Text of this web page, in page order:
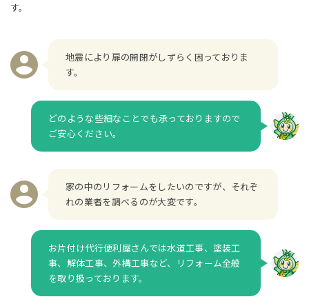
す。
地震により扉の開閉がしずらく困っておりま
す。
どのような些細なことでも承っておりますので
ご安心ください。
家の中のリフォームをしたいのですが、それぞ
れの業者を調べるのが大変です。
お片付け代行便利屋さんでは水道工事、塗装工
事、解体工事、外構工事など、リフォーム全般
を取り扱っております。